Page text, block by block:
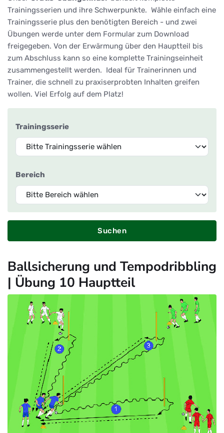
Trainingsserien und ihre Schwerpunkte. Wähle einfach eine
Trainingsserie plus den benötigten Bereich - und zwei
Übungen werde unter dem Formular zum Download
freigegeben. Von der Erwärmung über den Hauptteil bis
zum Abschluss kann so eine komplette Trainingseinheit
zusammengestellt werden. Ideal für Trainerinnen und
Trainer, die schnell zu praxiserprobten Inhalten greifen
wollen. Viel Erfolg auf dem Platz!
Trainingsserie
Bereich
Suchen
Ballsicherung und Tempodribbling
| Übung 10 Hauptteil